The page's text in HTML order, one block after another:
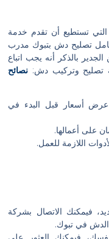
تستطيع أن تقدم خدمة
تصليح دش بتبوك مدرب
بالذكر أنه يجب اتباع
تصليح وتركيب دش: نصائح
أسعار قبل البدء في
على أعمالها.
اللازمة للعمل.
فيمكنك الاتصال بشركة
في تبوك.